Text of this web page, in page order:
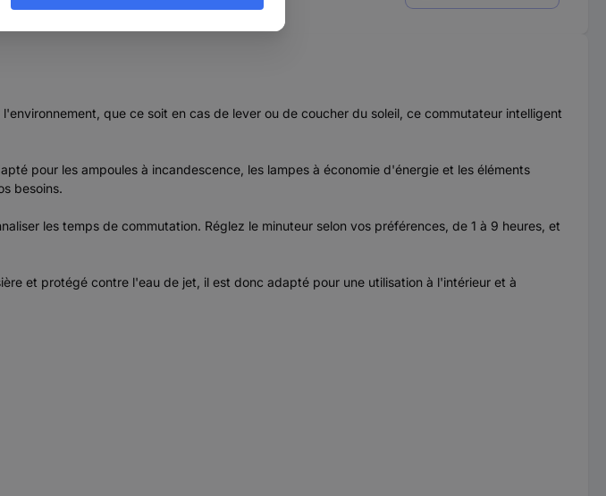
que ce soit en cas de lever ou de coucher du soleil, ce commutateur intelligent
pour les ampoules à incandescence, les lampes à économie d'énergie et les éléments
besoins.
les temps de commutation. Réglez le minuteur selon vos préférences, de 1 à 9 heures, et
et protégé contre l'eau de jet, il est donc adapté pour une utilisation à l'intérieur et à